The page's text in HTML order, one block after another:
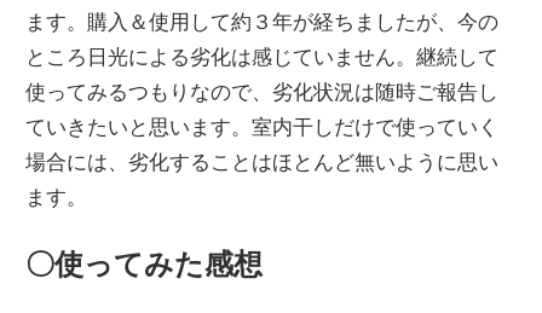
ます。購入＆使用して約３年が経ちましたが、今の
ところ日光による劣化は感じていません。継続して
使ってみるつもりなので、劣化状況は随時ご報告し
ていきたいと思います。室内干しだけで使っていく
場合には、劣化することはほとんど無いように思い
ます。
〇使ってみた感想